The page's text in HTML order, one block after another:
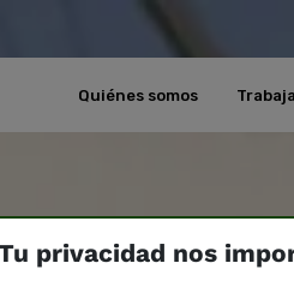
Quiénes somos
privacidad nos